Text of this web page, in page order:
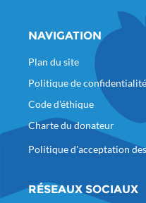
NAVIGATION
Plan du site
Politique de
Code d'éthique
Charte du donateur
Politique d'acceptation
RÉSEAUX SOCIAUX